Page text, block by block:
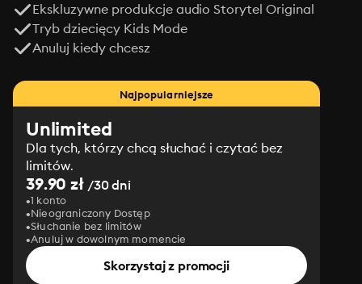
Ekskluzywne produkcje audio Storytel Original
Tryb dziecięcy Kids Mode
Anuluj kiedy chcesz
Najpopularniejsze
Unlimited
Dla tych, którzy chcą słuchać i czytać bez
limitów.
39.90 zł/30 dni
1 konto
Nieograniczony Dostęp
Słuchanie bez limitów
Anuluj w dowolnym momencie
Skorzystaj z promocji